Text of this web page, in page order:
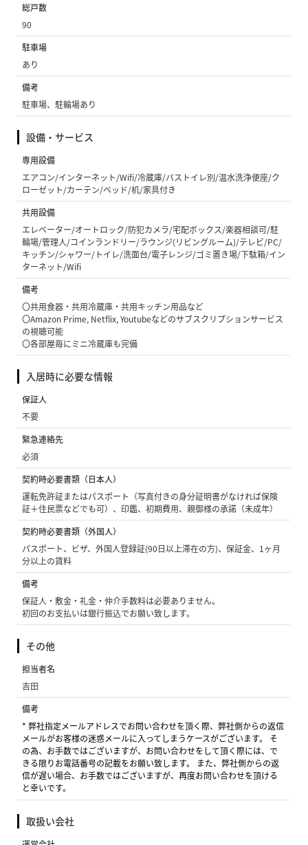
総戸数
90
駐車場
あり
備考
駐車場、駐輪場あり
設備・サービス
専用設備
エアコン/インターネット/Wifi/冷蔵庫/バストイレ別/温水洗浄便座/ク
ローゼット/カーテン/ベッド/机/家具付き
共用設備
エレベーター/オートロック/防犯カメラ/宅配ボックス/楽器相談可/駐
輪場/管理人/コインランドリー/ラウンジ(リビングルーム)/テレビ/PC/
キッチン/シャワー/トイレ/洗面台/電子レンジ/ゴミ置き場/下駄箱/イン
ターネット/Wifi
備考
〇共用食器・共用冷蔵庫・共用キッチン用品など
〇Amazon Prime, Netflix, Youtubeなどのサブスクリプションサービス
の視聴可能
〇各部屋毎にミニ冷蔵庫も完備
入居時に必要な情報
保証人
不要
緊急連絡先
必須
契約時必要書類（日本人）
運転免許証またはパスポート（写真付きの身分証明書がなければ保険
証＋住民票などでも可）、印鑑、初期費用、親御様の承諾（未成年）
契約時必要書類（外国人）
パスポート、ビザ、外国人登録証(90日以上滞在の方)、保証金、1ヶ月
分以上の賃料
備考
保証人・敷金・礼金・仲介手数料は必要ありません。
初回のお支払いは銀行振込でお願い致します。
その他
担当者名
吉田
備考
* 弊社指定メールアドレスでお問い合わせを頂く際、弊社側からの返信
メールがお客様の迷惑メールに入ってしまうケースがございます。 そ
の為、お手数ではございますが、お問い合わせをして頂く際には、で
きる限りお電話番号の記載をお願い致します。 また、弊社側からの返
信が遅い場合、お手数ではございますが、再度お問い合わせを頂ける
と幸いです。
取扱い会社